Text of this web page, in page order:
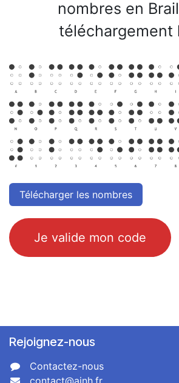
nombres en
téléchargement
Télécharger​​​​ les nombre​​​​s
Je valide mon ​​​​code
Rejoignez-nous
Contactez-nous
contact@ainh.fr